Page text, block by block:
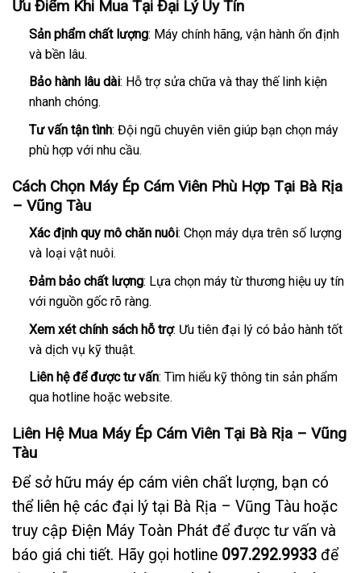
Ưu Điểm Khi Mua Tại Đại Lý Uy Tín
Sản phẩm chất lượng: Máy chính hãng, vận hành ổn định
và bền lâu.
Bảo hành lâu dài: Hỗ trợ sửa chữa và thay thế linh kiện
nhanh chóng.
Tư vấn tận tình: Đội ngũ chuyên viên giúp bạn chọn máy
phù hợp với nhu cầu.
Cách Chọn Máy Ép Cám Viên Phù Hợp Tại Bà Rịa
– Vũng Tàu
Xác định quy mô chăn nuôi: Chọn máy dựa trên số lượng
và loại vật nuôi.
Đảm bảo chất lượng: Lựa chọn máy từ thương hiệu uy tín
với nguồn gốc rõ ràng.
Xem xét chính sách hỗ trợ: Ưu tiên đại lý có bảo hành tốt
và dịch vụ kỹ thuật.
Liên hệ để được tư vấn: Tìm hiểu kỹ thông tin sản phẩm
qua hotline hoặc website.
Liên Hệ Mua Máy Ép Cám Viên Tại Bà Rịa – Vũng
Tàu
Để sở hữu máy ép cám viên chất lượng, bạn có
thể liên hệ các đại lý tại Bà Rịa – Vũng Tàu hoặc
truy cập Điện Máy Toàn Phát để được tư vấn và
báo giá chi tiết. Hãy gọi hotline 097.292.9933 để